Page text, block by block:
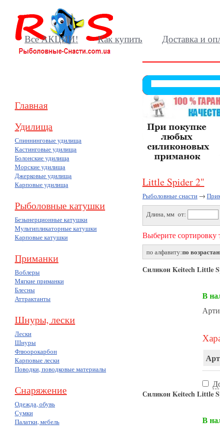
Все АКЦИИ! Как купить Доставка и
Главная
Удилища
Спиннинговые удилища
Кастинговые удилища
Болонские удилища
Морские удилища
Джерковые удилища
Карповые удилища
Рыболовные катушки
Безынерционные катушки
Мультипликаторные катушки
Карповые катушки
Приманки
Воблеры
Мягкие приманки
Блесны
Аттрактанты
Шнуры, лески
Лески
Шнуры
Флюорокарбон
Карповые лески
Поводки, поводковые материалы
Снаряжение
Одежда, обувь
Сумки
Палатки, мебель
Little Spider 2"
Рыболовные снасти →
Длина, мм от:
Выберите сортировку
по алфавиту:по
Силикон Keitech Little
В
Силикон Keitech Little
В